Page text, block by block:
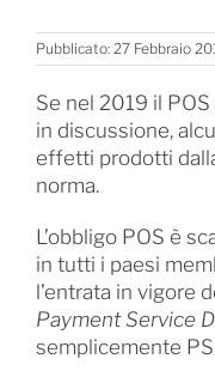
Pubblicato: 27 Febbraio
Se nel 2019 il
in discussione,
effetti prodotti
norma.
L’obbligo POS è
in tutti i paesi
l’entrata in vigore
Payment Service
semplicemente